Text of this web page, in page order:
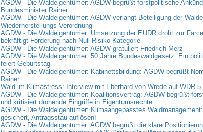
AGDW - Die Waldeigentümer: AGDW begrüßt forstpolitische
Bundesminister Rainer
AGDW - Die Waldeigentümer: AGDW verlangt Beteiligung der
Wiederherstellungs-Verordnung
AGDW - Die Waldeigentümer: Umsetzung der EUDR droht zur
bekräftigt Forderung nach Null-Risiko-Kategorie
AGDW - Die Waldeigentümer: AGDW gratuliert Friedrich Merz
AGDW - Die Waldeigentümer: 50 Jahre Bundeswaldgesetz: Ein
feiert Geburtstag
AGDW - Die Waldeigentümer: Kabinettsbildung: AGDW begrüßt
Rainer
Wald im Klimastress: Interview mit Eberhard von Wrede auf WDR 5
AGDW - Die Waldeigentümer: Koalitionsvertrag: AGDW begrüßt
und kritisiert drohende Eingriffe in Eigentumsrechte
AGDW - Die Waldeigentümer: Klimaangepasstes
gesichert, Antragsstau auflösen!
AGDW - Die Waldeigentümer: AGDW begrüßt die klare